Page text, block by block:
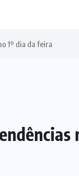
1º dia da feira